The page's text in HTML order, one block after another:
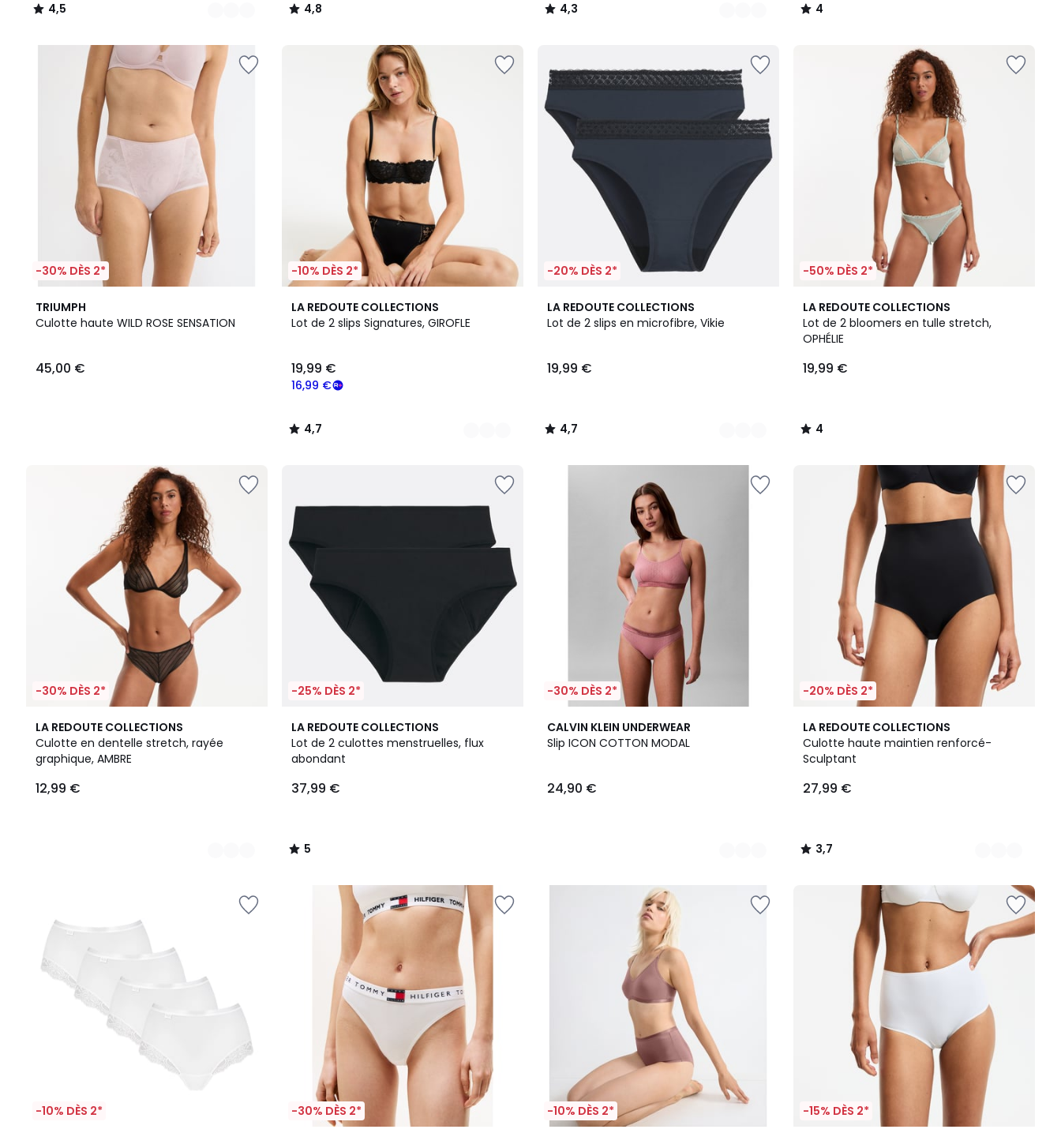
4,5
/
4,8
/
4,3
/
4
/
-30% DÈS 2*
TRIUMPH
Culotte haute WILD ROSE SENSATION
45,00 €
-10% DÈS 2*
LA REDOUTE COLLECTIONS
Lot de 2 slips Signatures, GIROFLE
16,99 €
19,99 €
4,7
/ 5
3
Couleurs
4,7
/
-20% DÈS 2*
LA REDOUTE COLLECTIONS
Lot de 2 slips en microfibre, Vikie
19,99 €
4,7
/ 5
3
Couleurs
4,7
/
-50% DÈS 2*
LA REDOUTE COLLECTIONS
Lot de 2 bloomers en tulle stretch,
OPHÉLIE
19,99 €
4
/
5
4
/
-30% DÈS 2*
LA REDOUTE COLLECTIONS
Culotte en dentelle stretch, rayée
graphique, AMBRE
12,99 €
2
Couleurs
-25% DÈS 2*
LA REDOUTE COLLECTIONS
Lot de 2 culottes menstruelles, flux
abondant
37,99 €
5
/
5
5
/
-30% DÈS 2*
CALVIN KLEIN UNDERWEAR
Slip ICON COTTON MODAL
24,90 €
2
Couleurs
-20% DÈS 2*
LA REDOUTE COLLECTIONS
Culotte haute maintien renforcé-
Sculptant
27,99 €
3,7
/ 5
2
Couleurs
3,7
/
-10% DÈS 2* -30% DÈS 2* -10% DÈS 2* -15% DÈS 2*